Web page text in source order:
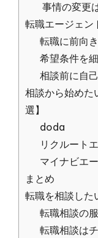
事情の変更
転職エージェン
転職に前向
希望条件を
相談前に自
相談から始めた
選】
doda
リクルート
マイナビエ
まとめ
転職を相談した
転職相談の
転職相談は